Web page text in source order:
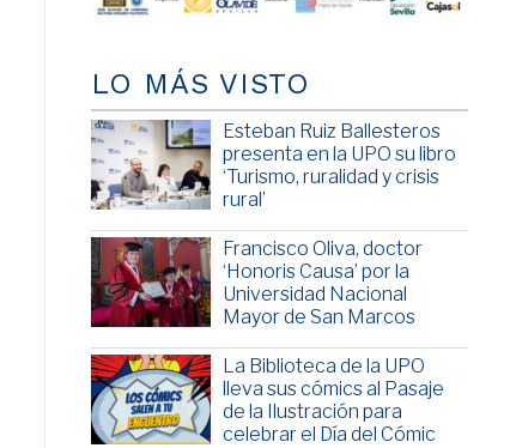
LO MÁS VISTO
Esteban Ruiz Ballesteros
presenta en la UPO su libro
‘Turismo, ruralidad y crisis
rural’
Francisco Oliva, doctor
‘Honoris Causa’ por la
Universidad Nacional
Mayor de San Marcos
La Biblioteca de la UPO
lleva sus cómics al Pasaje
de la Ilustración para
celebrar el Día del Cómic